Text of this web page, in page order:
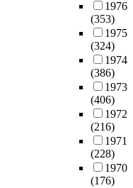
1976
(353)
1975
(324)
1974
(386)
1973
(406)
1972
(216)
1971
(228)
1970
(176)